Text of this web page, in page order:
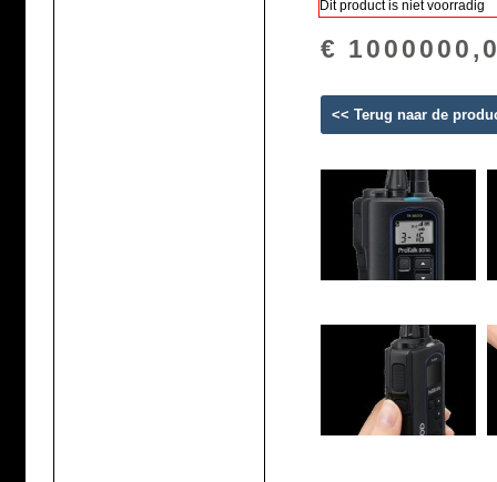
Dit product is niet voorradig
€
<< Terug naar de